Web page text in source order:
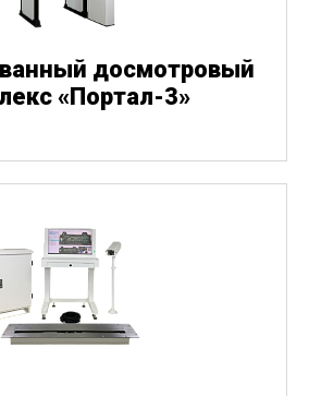
досмотровый
«Портал-3»